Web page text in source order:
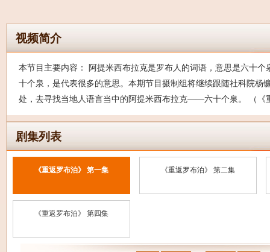
视频简介
本节目主要内容： 阿提米西布拉克是罗布人的词语，意思是六十个
十个泉，是代表很多的意思。本期节目摄制组将继续跟随社科院杨
处，去寻找当地人语言当中的阿提米西布拉克——六十个泉。 （《
剧集列表
《重返罗布泊》 第一集 《重返罗布泊》 第二集
《重返罗布泊》 第四集